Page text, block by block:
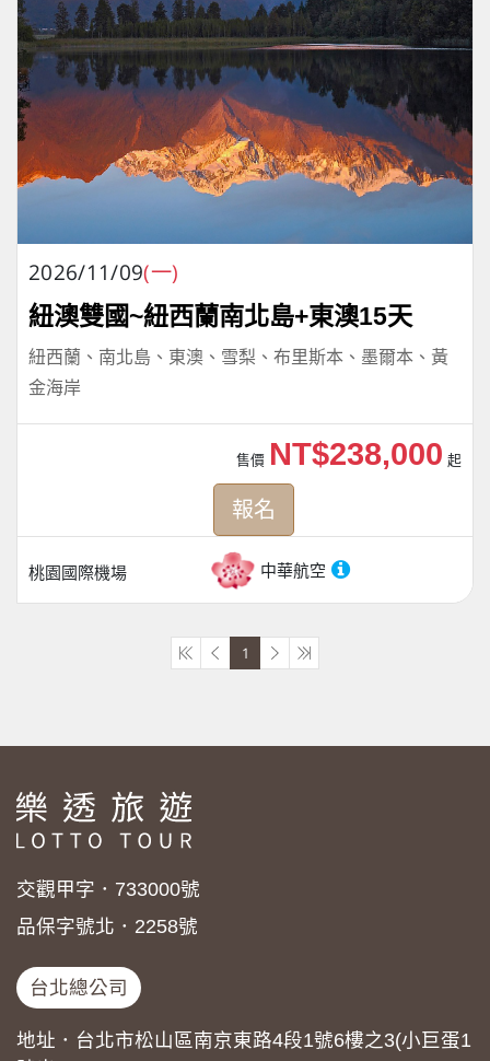
2026/11/09(一)
紐澳雙國~紐西蘭南北島+東澳15天
紐西蘭、南北島、東澳、雪梨、布里斯本、墨爾本、黃
金海岸
桃園國際機場 中華航空
售價 NT$238,000 起
報名
1
交觀甲字．733000號
品保字號北．2258號
台北總公司
地址．台北市松山區南京東路4段1號6樓之3(小巨蛋1